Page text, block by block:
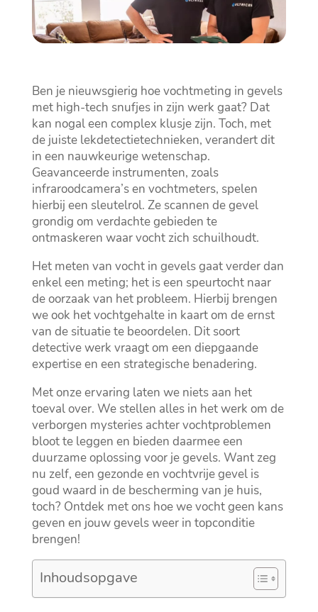
Ben je nieuwsgierig hoe vochtmeting in gevels
met high-tech snufjes in zijn werk gaat? Dat
kan nogal een complex klusje zijn.​ Toch, met
de juiste lekdetectietechnieken, verandert dit
in een nauwkeurige wetenschap.​
Geavanceerde instrumenten, zoals
infraroodcamera’s en vochtmeters, spelen
hierbij een sleutelrol.​ Ze scannen de gevel
grondig om verdachte gebieden te
ontmaskeren waar vocht zich schuilhoudt.​
Het meten van vocht in gevels gaat verder dan
enkel een meting; het is een speurtocht naar
de oorzaak van het probleem.​ Hierbij brengen
we ook het vochtgehalte in kaart om de ernst
van de situatie te beoordelen.​ Dit soort
detective werk vraagt om een diepgaande
expertise en een strategische benadering.​
Met onze ervaring laten we niets aan het
toeval over.​ We stellen alles in het werk om de
verborgen mysteries achter vochtproblemen
bloot te leggen en bieden daarmee een
duurzame oplossing voor je gevels.​ Want zeg
nu zelf, een gezonde en vochtvrije gevel is
goud waard in de bescherming van je huis,
toch? Ontdek met ons hoe we vocht geen kans
geven en jouw gevels weer in topconditie
brengen!
Inhoudsopgave